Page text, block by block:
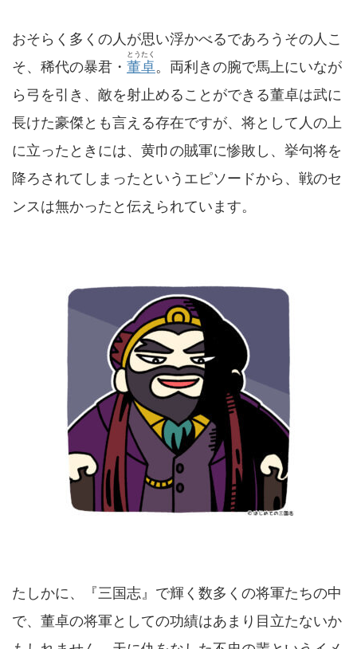
おそらく多くの人が思い浮かべるであろうその人こ
そ、稀代の暴君・ 董卓
とうたく
。両利きの腕で馬上にいなが
ら弓を引き、敵を射止めることができる董卓は武に
長けた豪傑とも言える存在ですが、将として人の上
に立ったときには、黄巾の賊軍に惨敗し、挙句将を
降ろされてしまったというエピソードから、戦のセ
ンスは無かったと伝えられています。
たしかに、『三国志』で輝く数多くの将軍たちの中
で、董卓の将軍としての功績はあまり目立たないか